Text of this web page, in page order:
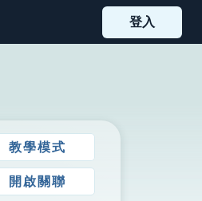
登入
教學模式
開啟關聯